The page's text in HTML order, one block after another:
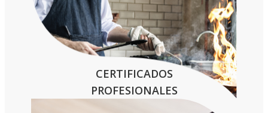
CERTIFICADOS
PROFESIONALES